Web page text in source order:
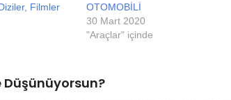
Filmler
OTOMOBİLİ
30 Mart 2020
"Araçlar" içinde
Düşünüyorsun?